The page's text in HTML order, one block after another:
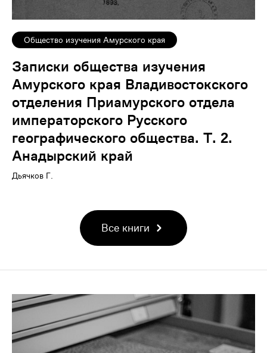
Общество изучения Амурского края
Записки общества изучения
Амурского края Владивостокского
отделения Приамурского отдела
императорского Русского
географического общества. Т. 2.
Анадырский край
Дьячков Г.
Все книги